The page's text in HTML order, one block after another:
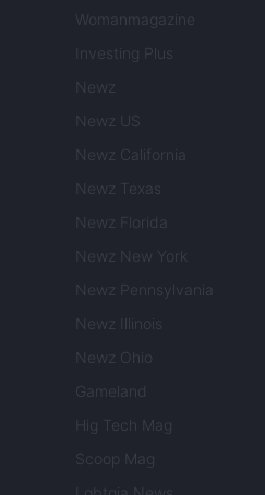
Womanmagazine
Investing Plus
Newz
Newz US
Newz California
Newz Texas
Newz Florida
Newz New York
Newz Pennsylvania
Newz Illinois
Newz Ohio
Gameland
Hig Tech Mag
Scoop Mag